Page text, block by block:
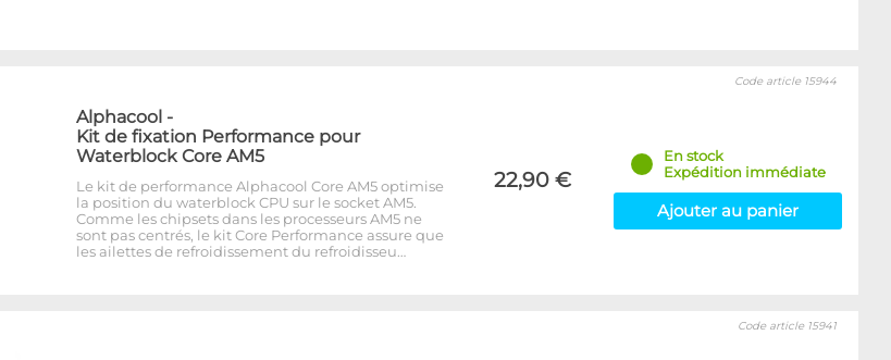
Alphacool -
Kit de fixation Performance pour
Waterblock Core AM5
Le kit de performance Alphacool Core AM5 optimise
la position du waterblock CPU sur le socket AM5.
Comme les chipsets dans les processeurs AM5 ne
sont pas centrés, le kit Core Performance assure que
les ailettes de refroidissement du refroidisseu…
22,90 €
Code article 15944
En stock
Expédition immédiate
Ajouter au panier
Code article 15941